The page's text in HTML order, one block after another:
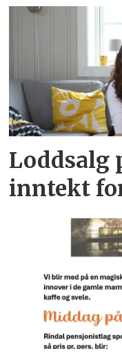
Loddsalg
inntekt